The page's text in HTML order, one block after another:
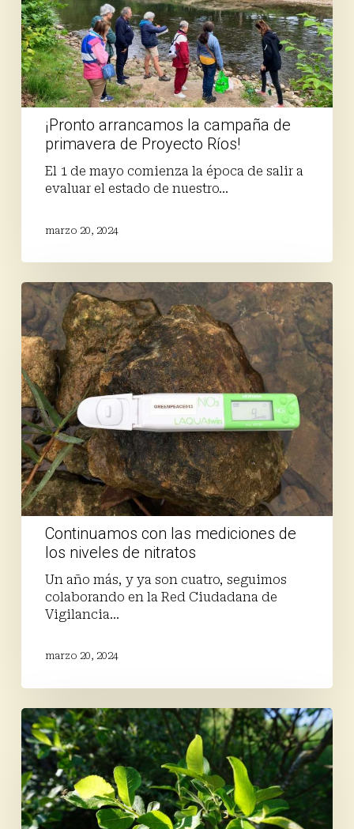
Ríos!
¡Pronto arrancamos la campaña de
primavera de Proyecto Ríos!
El 1 de mayo comienza la época de salir a
evaluar el estado de nuestro…
marzo 20, 2024
Continuamos
con
las
mediciones
de
los
niveles
de
nitratos
Continuamos con las mediciones de
los niveles de nitratos
Un año más, y ya son cuatro, seguimos
colaborando en la Red Ciudadana de
Vigilancia…
marzo 20, 2024
Este
tiempo
de
locos